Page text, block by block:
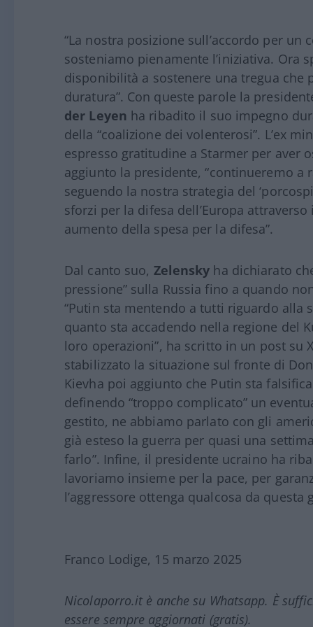
“La nostra posizione sull’accordo per
sosteniamo pienamente l’iniziativa. Ora
disponibilità a sostenere una tregua che
duratura”. Con queste parole la
der Leyen ha ribadito il suo impegno
della “coalizione dei volenterosi”. L’ex
espresso gratitudine a Starmer per aver
aggiunto la presidente, “continueremo a
seguendo la nostra strategia del
sforzi per la difesa dell’Europa
aumento della spesa per la difesa”.
Dal canto suo, Zelensky ha dichiarato
pressione” sulla Russia fino a quando
“Putin sta mentendo a tutti riguardo alla
quanto sta accadendo nella regione del
loro operazioni”, ha scritto in un post su
stabilizzato la situazione sul fronte di
Kievha poi aggiunto che Putin sta
definendo “troppo complicato” un
gestito, ne abbiamo parlato con gli
già esteso la guerra per quasi una
farlo”. Infine, il presidente ucraino ha
lavoriamo insieme per la pace, per
l’aggressore ottenga qualcosa da questa
Franco Lodige, 15 marzo 2025
Nicolaporro.it è anche su Whatsapp. È
essere sempre aggiornati (gratis).